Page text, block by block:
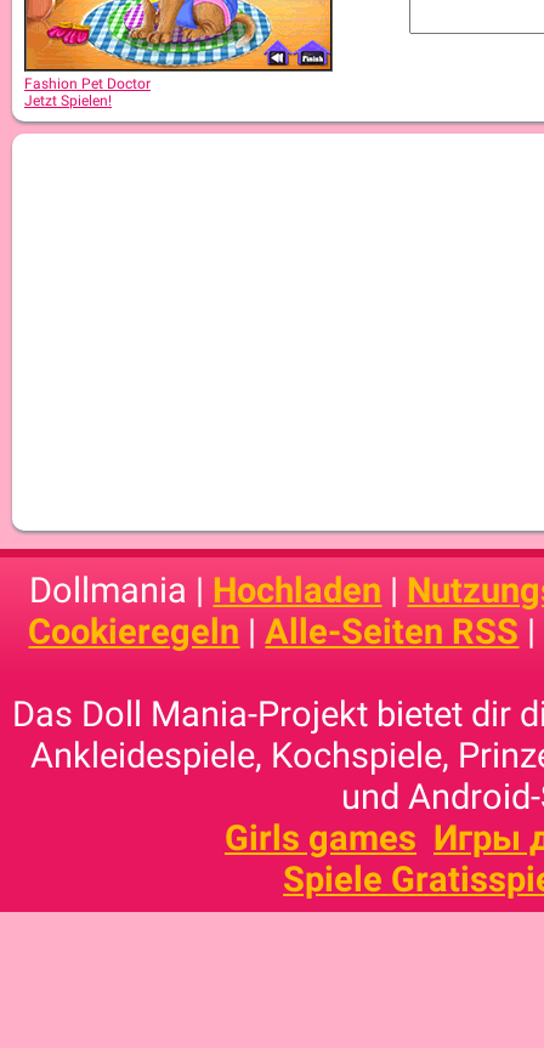
Fashion Pet Doctor
Jetzt Spielen!
Dollmania | Hochladen |
Cookieregeln |Alle-Seiten RSS |
Das Doll Mania-Projekt bietet dir
Ankleidespiele, Kochspiele,
und
Girls games Игры
Spiele